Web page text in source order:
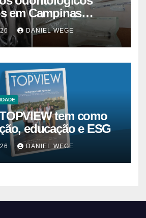
em Campinas
DANIEL WEGE
tem como
educação e ESG
DANIEL WEGE